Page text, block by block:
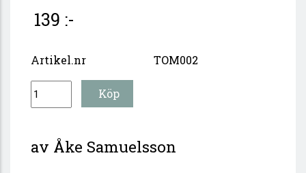
139 :-
Artikel.nr TOM002
av Åke Samuelsson